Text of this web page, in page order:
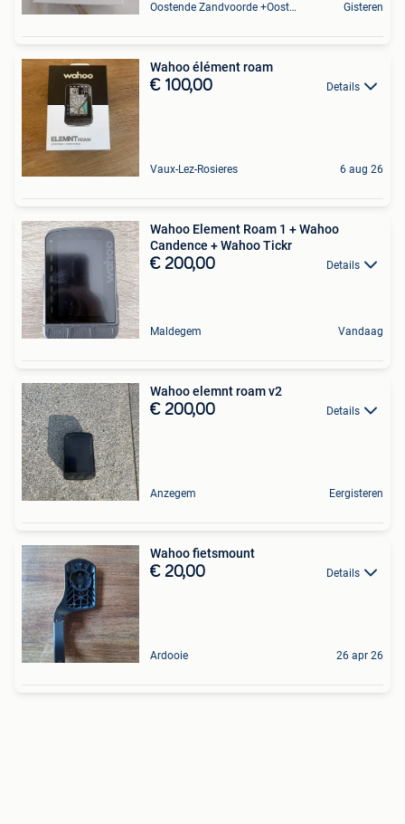
Oostende Zandvoorde +Oostende Gisteren
Wahoo élément roam
€ 100,00 Details
Vaux-Lez-Rosieres 6 aug 26
Wahoo Element Roam 1 + Wahoo
Candence + Wahoo Tickr
€ 200,00 Details
Maldegem Vandaag
Wahoo elemnt roam v2
€ 200,00 Details
Anzegem Eergisteren
Wahoo fietsmount
€ 20,00 Details
Ardooie 26 apr 26